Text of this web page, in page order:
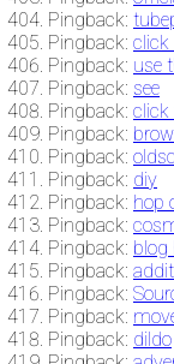
Pingback:
Pingback: click
Pingback: use
Pingback: see
Pingback: click
Pingback:
Pingback:
Pingback: diy
Pingback: hop
Pingback:
Pingback: blog
Pingback:
Pingback:
Pingback:
Pingback: dildo